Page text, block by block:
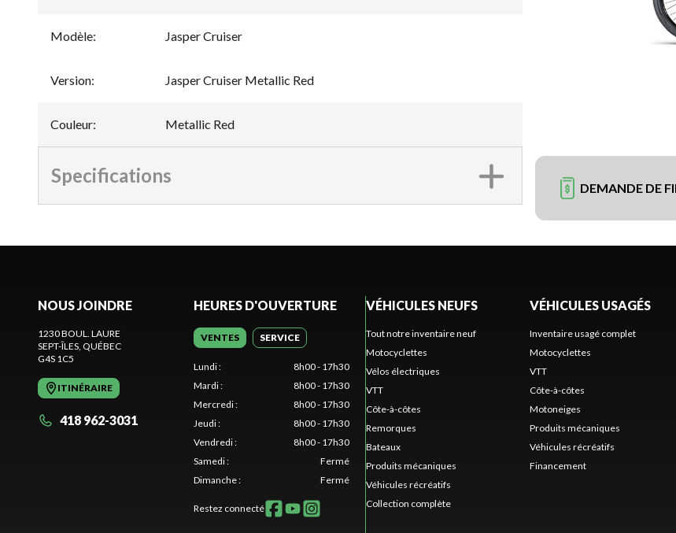
DEMANDE DE
Modèle: Jasper Cruiser
Version: Jasper Cruiser Metallic Red
Couleur: Metallic Red
Specifications
NOUS JOINDRE
1230 BOUL. LAURE
SEPT-ÎLES, QUÉBEC
G4S 1C5
ITINÉRAIRE
418 962-3031
HEURES D'OUVERTURE
VENTES SERVICE
Lundi:
8h00 - 17h30
Mardi:
8h00 - 17h30
Mercredi:
8h00 - 17h30
Jeudi:
8h00 - 17h30
Vendredi:
8h00 - 17h30
Samedi:
Fermé
Dimanche: Fermé
Restez connecté
VÉHICULES NEUFS
Tout notre inventaire neuf
Motocyclettes
Vélos électriques
VTT
Côte-à-côtes
Remorques
Bateaux
Produits mécaniques
Véhicules récréatifs
Collection complète
VÉHICULES USAGÉS
Inventaire usagé complet
Motocyclettes
VTT
Côte-à-côtes
Motoneiges
Produits mécaniques
Véhicules récréatifs
Financement